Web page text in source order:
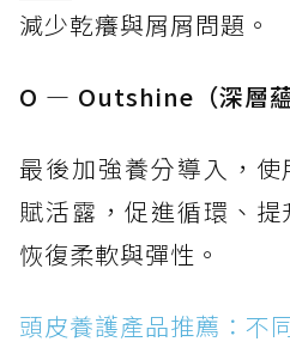
減少乾癢與屑屑問題。
O — Outshine（深層蘊
最後加強養分導入，
賦活露，促進循環、
恢復柔軟與彈性。
頭皮養護產品推薦：不